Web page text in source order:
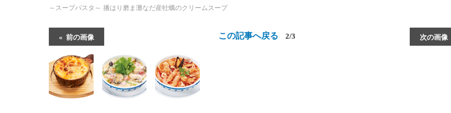
～スープパスタ～ 播はり磨ま灘なだ産牡蠣のクリームスープ
前の画像 次の画像
この記事へ戻る 2/3